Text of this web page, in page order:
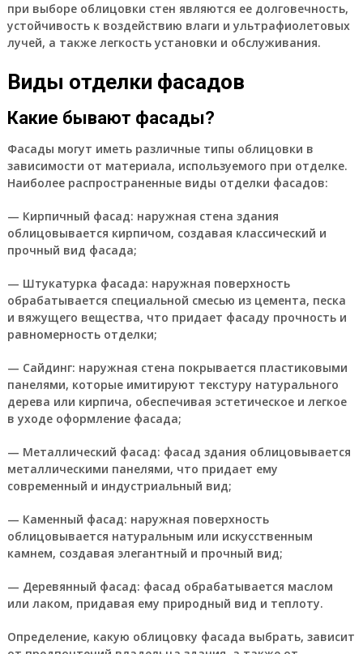
при выборе облицовки стен являются ее долговечность,
устойчивость к воздействию влаги и ультрафиолетовых
лучей, а также легкость установки и обслуживания.
Виды отделки фасадов
Какие бывают фасады?
Фасады могут иметь различные типы облицовки в
зависимости от материала, используемого при отделке.
Наиболее распространенные виды отделки фасадов:
— Кирпичный фасад: наружная стена здания
облицовывается кирпичом, создавая классический и
прочный вид фасада;
— Штукатурка фасада: наружная поверхность
обрабатывается специальной смесью из цемента, песка
и вяжущего вещества, что придает фасаду прочность и
равномерность отделки;
— Сайдинг: наружная стена покрывается пластиковыми
панелями, которые имитируют текстуру натурального
дерева или кирпича, обеспечивая эстетическое и легкое
в уходе оформление фасада;
— Металлический фасад: фасад здания облицовывается
металлическими панелями, что придает ему
современный и индустриальный вид;
— Каменный фасад: наружная поверхность
облицовывается натуральным или искусственным
камнем, создавая элегантный и прочный вид;
— Деревянный фасад: фасад обрабатывается маслом
или лаком, придавая ему природный вид и теплоту.
Определение, какую облицовку фасада выбрать, зависит